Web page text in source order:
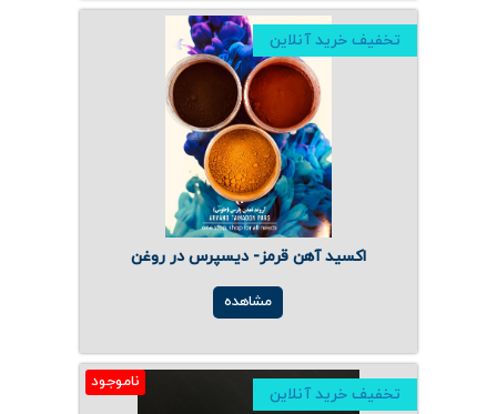
تخفیف خرید آنلاین
اکسید آهن قرمز- دیسپرس در روغن
مشاهده
ناموجود
تخفیف خرید آنلاین